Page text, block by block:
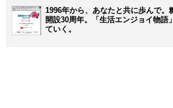
1996年から、あなたと共に歩んで。
開設30周年。「生活エンジョイ物語
ていく。